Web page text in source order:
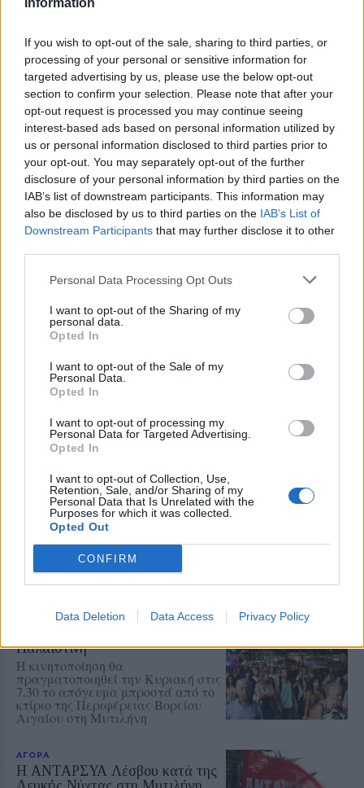
Information
If you wish to opt-out of the sale, sharing to third parties, or
processing of your personal or sensitive information for
targeted advertising by us, please use the below opt-out
section to confirm your selection. Please note that after your
opt-out request is processed you may continue seeing
interest-based ads based on personal information utilized by
us or personal information disclosed to third parties prior to
your opt-out. You may separately opt-out of the further
disclosure of your personal information by third parties on the
IAB’s list of downstream participants. This information may
also be disclosed by us to third parties on the IAB’s List of
Downstream Participants that may further disclose it to other
Personal Data Processing Opt Outs
I want to opt-out of the Sharing of my
personal data.
Opted In
I want to opt-out of the Sale of my
Personal Data.
Opted In
I want to opt-out of processing my
Personal Data for Targeted Advertising.
Opted In
I want to opt-out of Collection, Use,
Retention, Sale, and/or Sharing of my
Personal Data that Is Unrelated with the
Purposes for which it was collected.
Opted Out
CONFIRM
Data Deletion Data Access Privacy Policy
ΠΕΡΙΒΑΛΛΟΝ
θερμοκρασιών στη Μυτιλήνη
Στους 38 βαθμούς ο υδράργυρος
την Κυριακή – Από 3 έως 5 μποφόρ
οι άνεμοι στην περιοχή
Δεύτερη εμπλοκή κάβου στο
«Νήσος Ρόδος» μέσα σε δύο
μήνες
Μετά το περιστατικό της
Μυτιλήνης στις 3 Ιουνίου, ανάλογο
πρόσδεση του πλοίου στο λιμάνι
ΑΤΖΕΝΤΑ
«Ο Μύθος της Νυφίδας»
ζωντανεύει δίπλα στη θάλασσα
στην παράδοση και την πολιτιστική
κληρονομιά της περιοχής την
Παρασκευή 7 Αυγούστου
Με λαμπρότητα η Μεταμόρφωση
του Σωτήρος στον Κάτω Τρίτο
Πλήθος κόσμου συμμετείχε στο
διήμερο θρησκευτικών και
πολιτιστικών εκδηλώσεων του
Συλλόγου Πελοποννησίων Λέσβου
«Ο Μωριάς»
Κάλεσμα της Νέας Αριστεράς
Παλαιστίνη
Η κινητοποίηση θα
πραγματοποιηθεί την Κυριακή στις
7.30 το απόγευμα μπροστά από το
κτίριο της Περιφέρειας Βορείου
Αιγαίου στη Μυτιλήνη
ΑΓΟΡΑ
Η ΑΝΤΑΡΣΥΑ Λέσβου κατά της